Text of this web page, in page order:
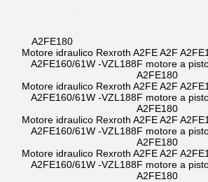
A2FE180
Motore idraulico Rexroth A2FE A2F
A2FE160/61W -VZL188F motore a
A2FE180
Motore idraulico Rexroth A2FE A2F
A2FE160/61W -VZL188F motore a
A2FE180
Motore idraulico Rexroth A2FE A2F
A2FE160/61W -VZL188F motore a
A2FE180
Motore idraulico Rexroth A2FE A2F
A2FE160/61W -VZL188F motore a
A2FE180